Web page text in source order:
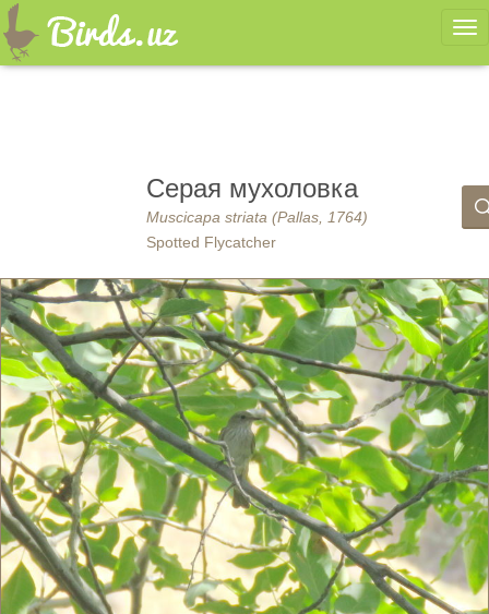
Серая мухоловка
Muscicapa striata (Pallas, 1764)
Spotted Flycatcher